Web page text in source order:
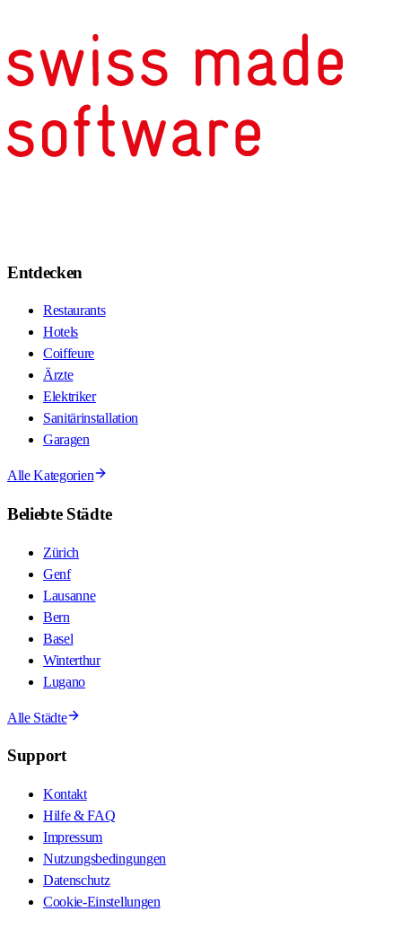
Entdecken
Restaurants
Hotels
Coiffeure
Ärzte
Elektriker
Sanitärinstallation
Garagen
Alle Kategorien
Beliebte Städte
Zürich
Genf
Lausanne
Bern
Basel
Winterthur
Lugano
Alle Städte
Support
Kontakt
Hilfe & FAQ
Impressum
Nutzungsbedingungen
Datenschutz
Cookie-Einstellungen